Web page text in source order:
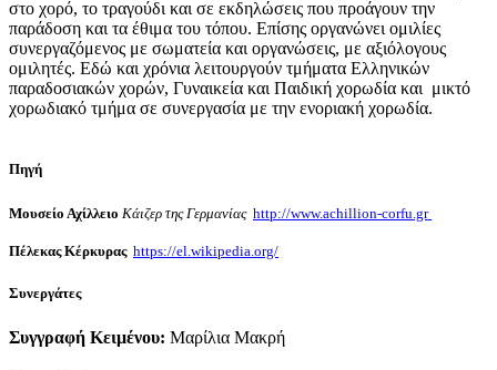
στο χορό, το τραγούδι και σε εκδηλώσεις που προάγουν την
παράδοση και τα έθιμα του τόπου. Επίσης οργανώνει ομιλίες
συνεργαζόμενος με σωματεία και οργανώσεις, με αξιόλογους
ομιλητές. Εδώ και χρόνια λειτουργούν τμήματα Ελληνικών
παραδοσιακών χορών, Γυναικεία και Παιδική χορωδία και μικτό
χορωδιακό τμήμα σε συνεργασία με την ενοριακή χορωδία.
Πηγή
Μουσείο Αχίλλειο Κάιζερ της Γερμανίας http://www.achillion-corfu.gr
Πέλεκας Κέρκυρας https://el.wikipedia.org/
Συνεργάτες
Συγγραφή Κειμένου: Μαρίλια Μακρή